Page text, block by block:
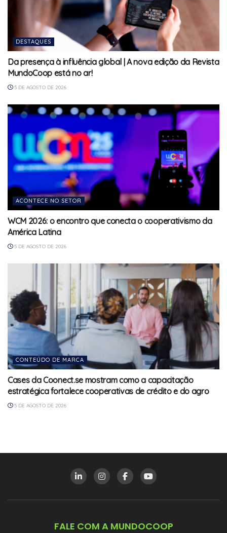
DESTAQUES
Da presença à influência global | A nova edição da Revista
MundoCoop está no ar!
5 DE AGOSTO DE 2026
ACONTECE NO SETOR
WCM 2026: o encontro que conecta o cooperativismo da
América Latina
5 DE AGOSTO DE 2026
CONTEÚDO DE MARCA
Cases da Coonect.se mostram como a capacitação
estratégica fortalece cooperativas de crédito e do agro
5 DE AGOSTO DE 2026
FALE COM A MUNDOCOOP